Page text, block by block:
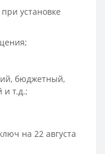
установке
бюджетный,
и т.д.;
на 22 августа